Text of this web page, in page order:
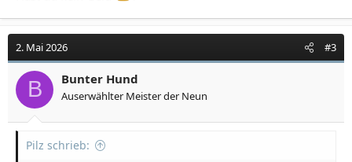
fleißig aus den Taschen der Steuerzahler, während
draußen die Energiepreise durch den Iran-Krieg
explodieren und die Industrie über eine neue
Kostenwelle klagt.
2. Mai 2026 #3
B Bunter Hund
Auserwählter Meister der Neun
Pilz schrieb: